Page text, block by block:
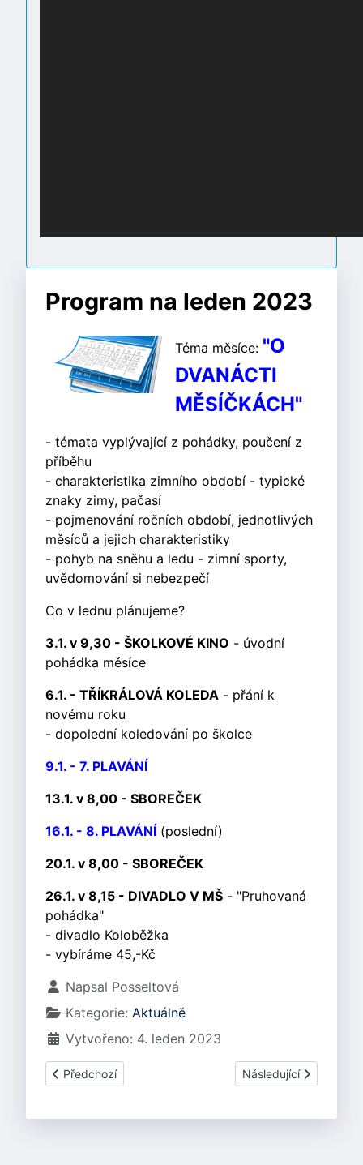
Program na leden 2023
Téma měsíce: "O
DVANÁCTI
MĚSÍČKÁCH"
- témata vyplývající z pohádky, poučení z
příběhu
- charakteristika zimního období - typické
znaky zimy, pačasí
- pojmenování ročních období, jednotlivých
měsíců a jejich charakteristiky
- pohyb na sněhu a ledu - zimní sporty,
uvědomování si nebezpečí
Co v lednu plánujeme?
3.1. v 9,30 - ŠKOLKOVÉ KINO - úvodní
pohádka měsíce
6.1. - TŘÍKRÁLOVÁ KOLEDA - přání k
novému roku
- dopolední koledování po školce
9.1. - 7. PLAVÁNÍ
13.1. v 8,00 - SBOREČEK
16.1. - 8. PLAVÁNÍ (poslední)
20.1. v 8,00 - SBOREČEK
26.1. v 8,15 - DIVADLO V MŠ - "Pruhovaná
pohádka"
- divadlo Koloběžka
- vybíráme 45,-Kč
Základní údaje
Napsal Posseltová
Kategorie: Aktuálně
Vytvořeno: 4. leden 2023
Předchozí článek: Program na únor 2023
Předchozí Další článek: Program
Následující